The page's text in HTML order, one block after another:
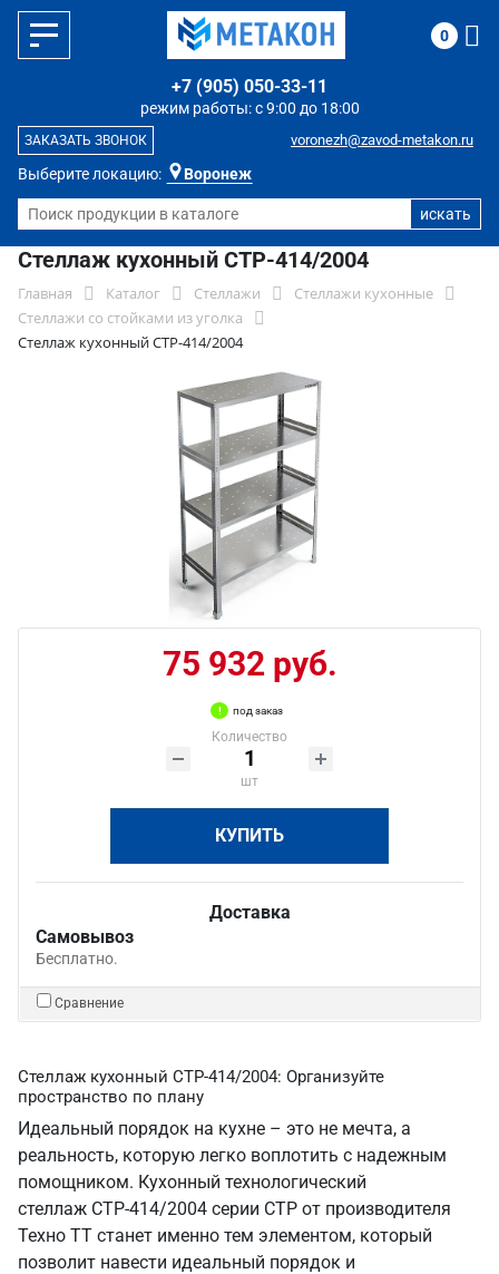
Выберите локацию: Воронеж
режим работы: с 9:00 до 18:00
+7 (905) 050-33-11
voronezh@zavod-metakon.ru
ЗАКАЗАТЬ ЗВОНОК
0
Стеллаж кухонный СТР-414/2004
Главная Каталог Стеллажи
Стеллажи кухонные
Стеллажи со стойками из уголка
Стеллаж кухонный СТР-414/2004
75 932 руб.
под заказ
Количество
шт
КУПИТЬ
Доставка
Самовывоз
Бесплатно.
Сравнение
Стеллаж кухонный СТР-414/2004: Организуйте
пространство по плану
Идеальный порядок на кухне – это не мечта, а
реальность, которую легко воплотить с надежным
помощником. Кухонный технологический
стеллаж СТР-414/2004 серии СТР от производителя
Техно ТТ станет именно тем элементом, который
позволит навести идеальный порядок и